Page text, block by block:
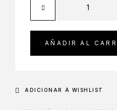
AÑADIR AL
ADICIONAR À WISHLIST